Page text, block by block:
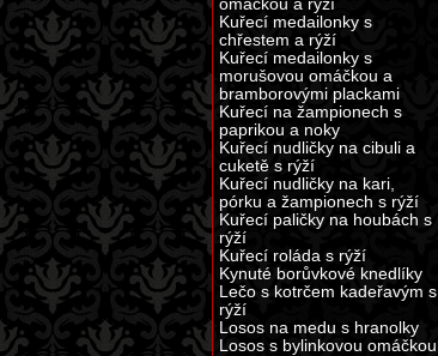
omáčkou a rýží
Kuřecí medailonky s
chřestem a rýží
Kuřecí medailonky s
morušovou omáčkou a
bramborovými plackami
Kuřecí na žampionech s
paprikou a noky
Kuřecí nudličky na cibuli a
cuketě s rýží
Kuřecí nudličky na kari,
pórku a žampionech s rýží
Kuřecí paličky na houbách s
rýží
Kuřecí roláda s rýží
Kynuté borůvkové knedlíky
Lečo s kotrčem kadeřavým s
rýží
Losos na medu s hranolky
Losos s bylinkovou omáčkou